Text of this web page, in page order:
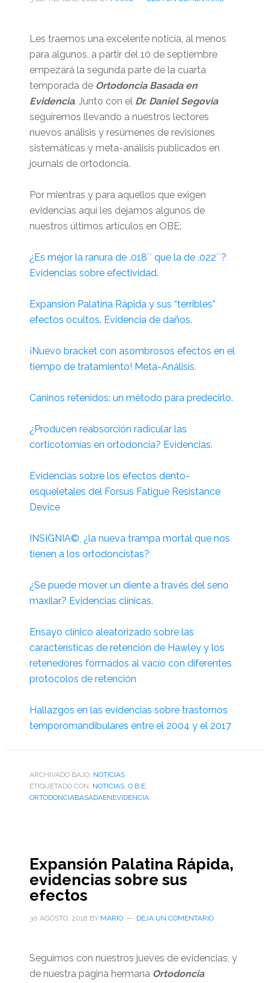
Les traemos una excelente noticia, al menos
para algunos, a partir del 10 de septiembre
empezará la segunda parte de la cuarta
temporada de Ortodoncia Basada en
Evidencia. Junto con el Dr. Daniel Segovia
seguiremos llevando a nuestros lectores
nuevos análisis y resúmenes de revisiones
sistemáticas y meta-análisis publicados en
journals de ortodoncia.
Por mientras y para aquellos que exigen
evidencias aquí les dejamos algunos de
nuestros últimos artículos en OBE:
¿Es mejor la ranura de .018´´ que la de .022´´?
Evidencias sobre efectividad.
Expansión Palatina Rápida y sus “terribles”
efectos ocultos. Evidencia de daños.
¡Nuevo bracket con asombrosos efectos en el
tiempo de tratamiento! Meta-Análisis.
Caninos retenidos: un método para predecirlo.
¿Producen reabsorción radicular las
corticotomías en ortodoncia? Evidencias.
Evidencias sobre los efectos dento-
esqueletales del Forsus Fatigue Resistance
Device
INSIGNIA©, ¿la nueva trampa mortal que nos
tienen a los ortodoncistas?
¿Se puede mover un diente a través del seno
maxilar? Evidencias clínicas.
Ensayo clínico aleatorizado sobre las
características de retención de Hawley y los
retenedores formados al vacío con diferentes
protocolos de retención
Hallazgos en las evidencias sobre trastornos
temporomandibulares entre el 2004 y el 2017
ARCHIVADO BAJO: NOTICIAS
ETIQUETADO CON: NOTICIAS, O.B.E,
ORTODONCIABASADAENEVIDENCIA
Expansión Palatina Rápida,
evidencias sobre sus
efectos
30 AGOSTO, 2018 BY MARIO DEJA UN COMENTARIO
Seguimos con nuestros jueves de evidencias, y
de nuestra página hermana Ortodoncia